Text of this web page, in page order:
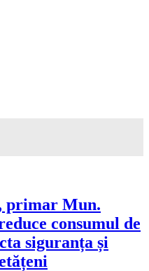
primar Mun.
consumul de
siguranța și